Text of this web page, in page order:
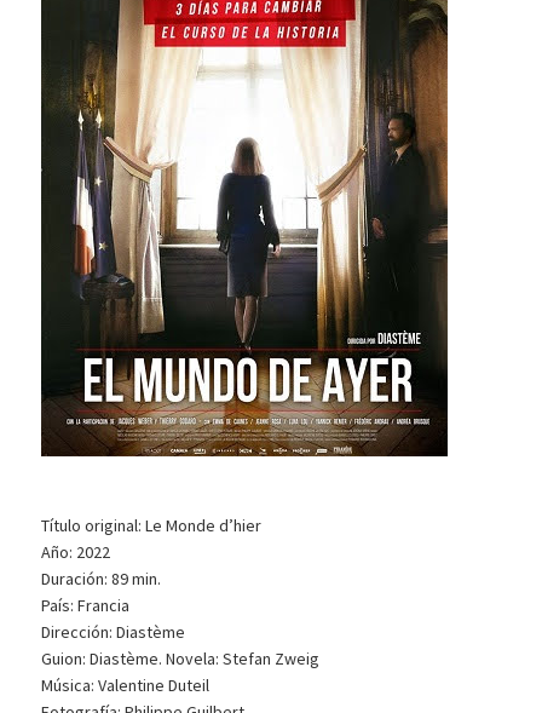
Título original: Le Monde d’hier
Año: 2022
Duración: 89 min.
País: Francia
Dirección: Diastème
Guion: Diastème. Novela: Stefan Zweig
Música: Valentine Duteil